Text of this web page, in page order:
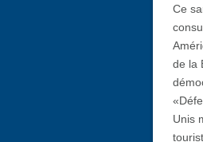
Ce
de la
Unis